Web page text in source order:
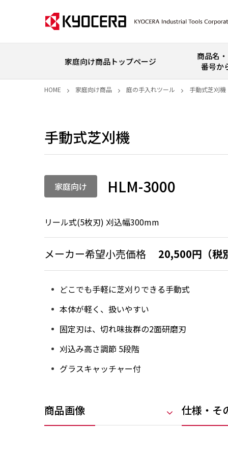
家庭向け商品トップページ
商品名
番号か
HOME 家庭向け商品 庭の手入れツール 手動式芝刈機
手動式芝刈機
家庭向け HLM-3000
リール式(5枚刃) 刈込幅300mm
メーカー希望小売価格 20,500円（税
どこでも手軽に芝刈りできる手動式
本体が軽く、扱いやすい
固定刃は、切れ味抜群の2面研磨刃
刈込み高さ調節 5段階
グラスキャッチャー付
商品画像 仕様・そ